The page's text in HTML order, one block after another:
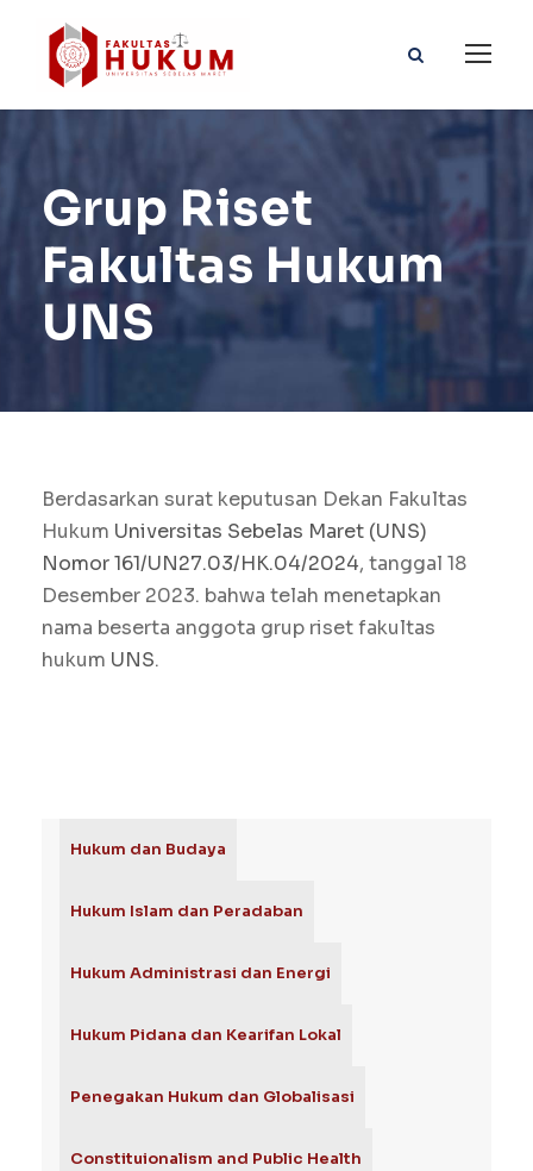
Grup Riset
Fakultas Hukum
UNS
Berdasarkan surat keputusan Dekan Fakultas
Hukum Universitas Sebelas Maret (UNS)
Nomor 161/UN27.03/HK.04/2024, tanggal 18
Desember 2023. bahwa telah menetapkan
nama beserta anggota grup riset fakultas
hukum UNS.
Hukum dan Budaya
Hukum Islam dan Peradaban
Hukum Administrasi dan Energi
Hukum Pidana dan Kearifan Lokal
Penegakan Hukum dan Globalisasi
Constituionalism and Public Health